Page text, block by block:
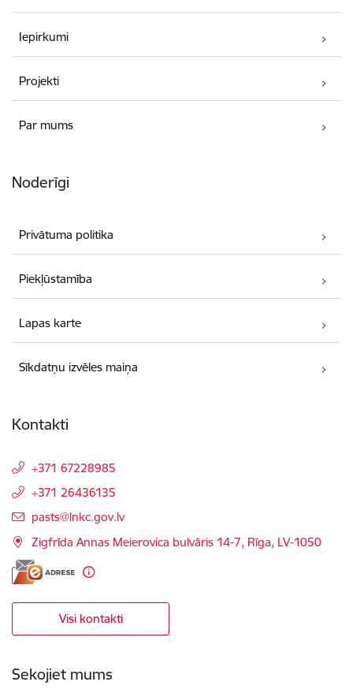
Iepirkumi
Projekti
Par mums
Noderīgi
Privātuma politika
Piekļūstamība
Lapas karte
Sīkdatņu izvēles maiņa
Kontakti
+371 67228985
+371 26436135
E-pasts:
pasts@lnkc.gov.lv
Zigfrīda Annas Meierovica bulvāris 14-7, Rīga, LV-1050
Visi kontakti
Sekojiet mums